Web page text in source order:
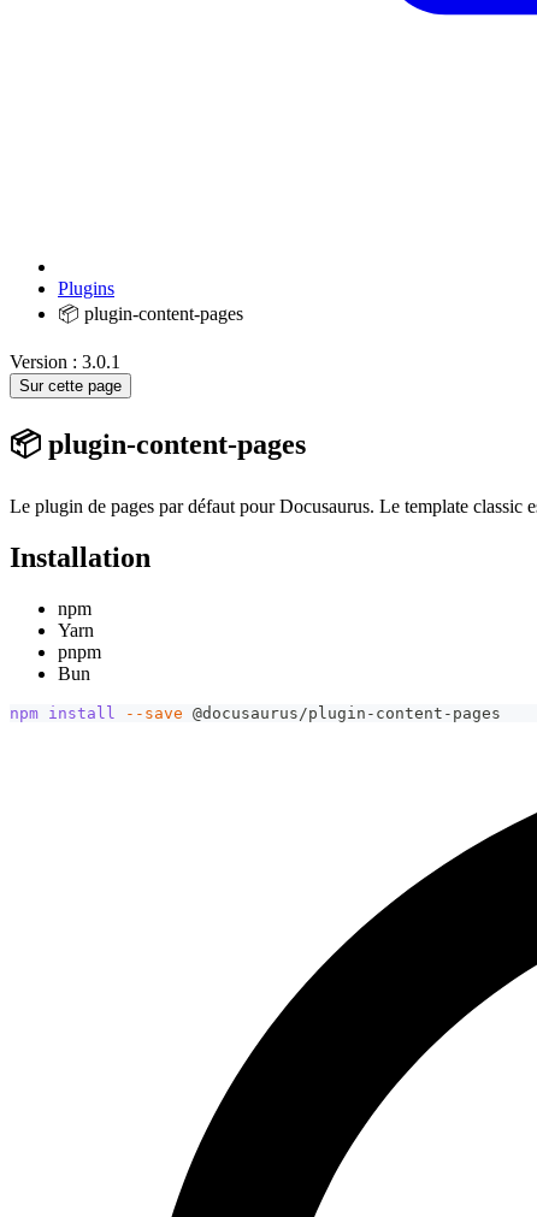
Plugins
📦 plugin-content-pages
Version : 3.0.1
Sur cette page
📦 plugin-content-pages
Le plugin de pages par défaut pour Docusaurus. Le template
Installation
npm
Yarn
pnpm
Bun
npm install --save @docusaurus/plugin-content-pages